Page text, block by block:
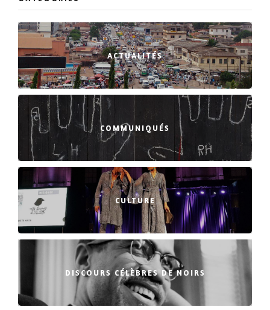
ACTUALITÉS
COMMUNIQUÉS
CULTURE
DISCOURS CÉLÈBRES DE NOIRS